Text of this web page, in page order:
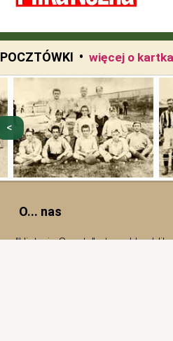
POCZTÓWKI • więcej o
O... nas
"Historia Sportu" - to cykl